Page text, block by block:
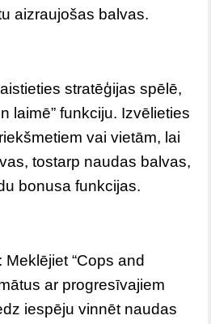
aizraujošas balvas.
stratēģijas spēlē,
laimē” funkciju. Izvēlieties
vai vietām, lai
tostarp naudas balvas,
bonusa funkcijas.
“Cops and
ar progresīvajiem
iespēju vinnēt naudas